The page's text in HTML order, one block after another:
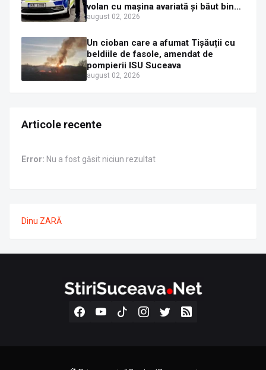
volan cu mașina avariată și băut bine,
în plină zi
august 02, 2026
Un cioban care a afumat Tișăuții cu
beldiile de fasole, amendat de
pompierii ISU Suceava
august 02, 2026
Articole recente
Error: Nu a fost găsit niciun rezultat
Dinu ZARĂ